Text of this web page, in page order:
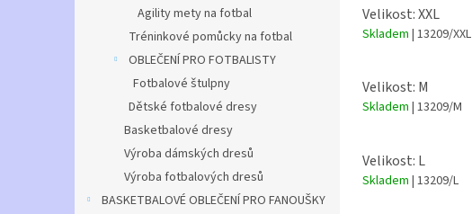
Agility mety na fotbal
Tréninkové pomůcky na fotbal
OBLEČENÍ PRO FOTBALISTY
Fotbalové štulpny
Dětské fotbalové dresy
Basketbalové dresy
Výroba dámských dresů
Výroba fotbalových dresů
BASKETBALOVÉ OBLEČENÍ PRO FANOUŠKY
Velikost: XXL
Skladem | 13209/XXL
Velikost: M
Skladem | 13209/M
Velikost: L
Skladem | 13209/L